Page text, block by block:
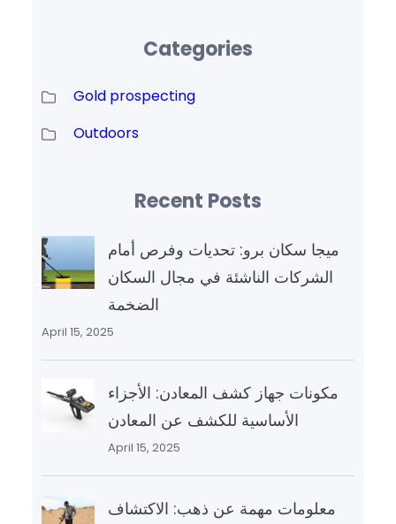
Categories
Gold prospecting
Outdoors
Recent Posts
ميجا سكان برو: تحديات وفرص أمام
الشركات الناشئة في مجال السكان
الضخمة
April 15, 2025
مكونات جهاز كشف المعادن: الأجزاء
الأساسية للكشف عن المعادن
April 15, 2025
معلومات مهمة عن ذهب: الاكتشاف